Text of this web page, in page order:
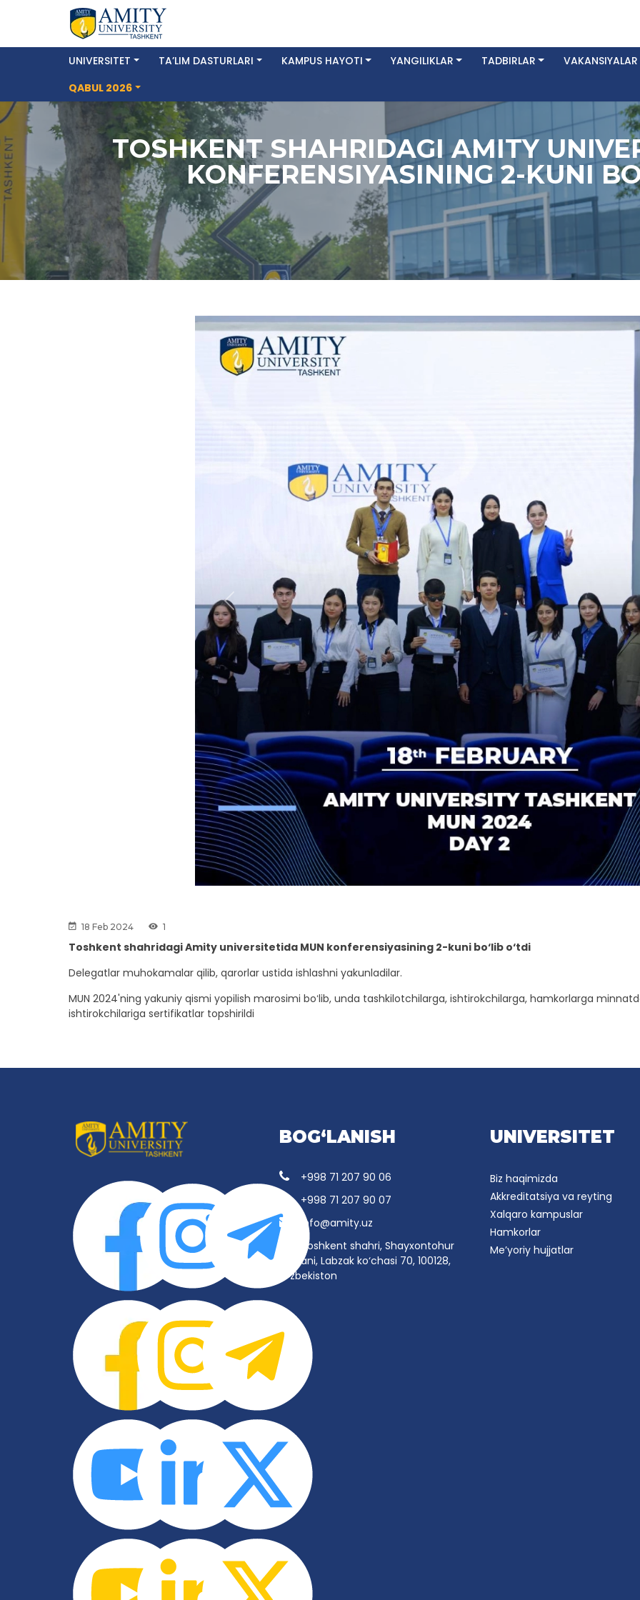
UNIVERSITET TA’LIM DASTURLARI KAMPUS HAYOTI YANGILIKLAR TADBIRLAR
VAKANSIYALAR
QABUL 2026
TOSHKENT SHAHRIDAGI AMITY
KONFERENSIYASINING 2-KUNI
Previous
18 Feb 2024 1
Toshkent shahridagi Amity universitetida MUN konferensiyasining 2-kuni bo‘lib o‘tdi
Delegatlar muhokamalar qilib, qarorlar ustida ishlashni yakunladilar.
MUN 2024'ning yakuniy qismi yopilish marosimi boʻlib, unda tashkilotchilarga, ishtirokchilarga, hamkorlarga
ishtirokchilariga sertifikatlar topshirildi
BOG‘LANISH
+998 71 207 90 06
+998 71 207 90 07
info@amity.uz
Toshkent shahri, Shayxontohur
tumani, Labzak ko‘chasi 70, 100128,
O‘zbekiston
UNIVERSITET
Biz haqimizda
Akkreditatsiya va reyting
Xalqaro kampuslar
Hamkorlar
Me’yoriy hujjatlar